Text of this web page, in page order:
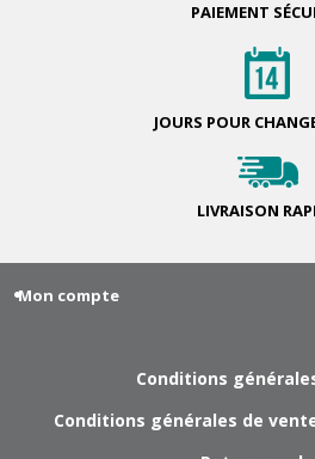
PAIEMENT
JOURS POUR
LIVRAISON
Mon compte
Conditions
Conditions générales de